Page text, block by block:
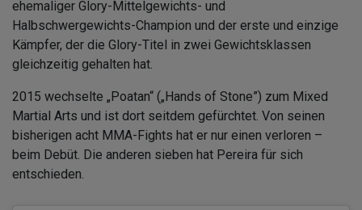
ehemaliger Glory-Mittelgewichts- und
Halbschwergewichts-Champion und der erste und einzige
Kämpfer, der die Glory-Titel in zwei Gewichtsklassen
gleichzeitig gehalten hat.
2015 wechselte „Poatan“ („Hands of Stone”) zum Mixed
Martial Arts und ist dort seitdem gefürchtet. Von seinen
bisherigen acht MMA-Fights hat er nur einen verloren –
beim Debüt. Die anderen sieben hat Pereira für sich
entschieden.